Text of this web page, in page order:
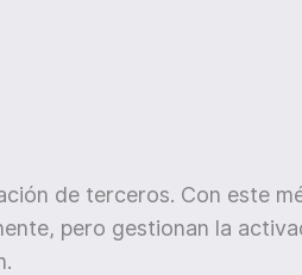
de terceros. Con este
pero gestionan la